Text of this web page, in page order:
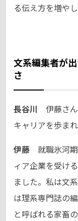
る伝え方を増や
文系編集者が
さ
長谷川 伊藤さ
キャリアを歩ま
伊藤 就職氷河
ィア企業を受け
ました。私は文
は理系専門誌の
と呼ばれる家畜